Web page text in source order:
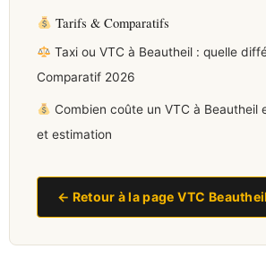
Tarifs & Comparatifs
Taxi ou VTC à Beautheil : quelle
Comparatif 2026
Combien coûte un VTC à Beautheil
et estimation
← Retour à la page VTC Beautheil